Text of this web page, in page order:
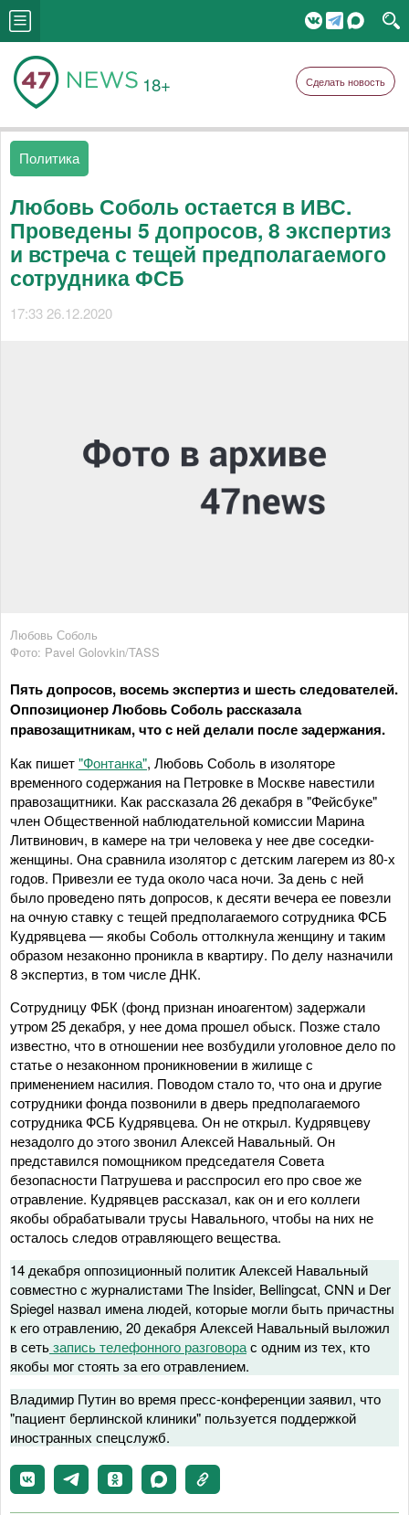
18+ Сделать новость
Политика
Любовь Соболь остается в ИВС.
Проведены 5 допросов, 8 экспертиз
и встреча с тещей предполагаемого
сотрудника ФСБ
17:33 26.12.2020
Любовь Соболь
Фото: Pavel Golovkin/TASS
Пять допросов, восемь экспертиз и шесть следователей.
Оппозиционер Любовь Соболь рассказала
правозащитникам, что с ней делали после задержания.
Как пишет"Фонтанка", Любовь Соболь в изоляторе
временного содержания на Петровке в Москве навестили
правозащитники. Как рассказала 26 декабря в "Фейсбуке"
член Общественной наблюдательной комиссии Марина
Литвинович, в камере на три человека у нее две соседки-
женщины. Она сравнила изолятор с детским лагерем из 80-х
годов. Привезли ее туда около часа ночи. За день с ней
было проведено пять допросов, к десяти вечера ее повезли
на очную ставку с тещей предполагаемого сотрудника ФСБ
Кудрявцева — якобы Соболь оттолкнула женщину и таким
образом незаконно проникла в квартиру. По делу назначили
8 экспертиз, в том числе ДНК.
Сотрудницу ФБК (фонд признан иноагентом) задержали
утром 25 декабря, у нее дома прошел обыск. Позже стало
известно, что в отношении нее возбудили уголовное дело по
статье о незаконном проникновении в жилище с
применением насилия. Поводом стало то, что она и другие
сотрудники фонда позвонили в дверь предполагаемого
сотрудника ФСБ Кудрявцева. Он не открыл. Кудрявцеву
незадолго до этого звонил Алексей Навальный. Он
представился помощником председателя Совета
безопасности Патрушева и расспросил его про свое же
отравление. Кудрявцев рассказал, как он и его коллеги
якобы обрабатывали трусы Навального, чтобы на них не
осталось следов отравляющего вещества.
14 декабря оппозиционный политик Алексей Навальный
совместно с журналистами The Insider, Bellingcat, CNN и Der
Spiegel назвал имена людей, которые могли быть причастны
к его отравлению, 20 декабря Алексей Навальный выложил
в сетьзапись телефонного разговорас одним из тех, кто
якобы мог стоять за его отравлением.
Владимир Путин во время пресс-конференции заявил, что
"пациент берлинской клиники" пользуется поддержкой
иностранных спецслужб.